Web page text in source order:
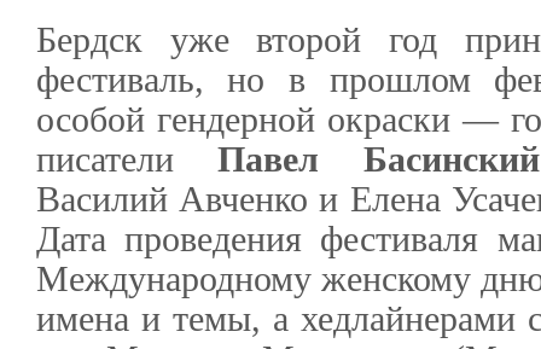
Бердск уже второй год
фестиваль, но в прошлом
особой гендерной окраски —
писателиПавел Басинский
Василий Авченко и Елена
Дата проведения фестиваля
Международному женскому
имена и темы, а хедлайнерами